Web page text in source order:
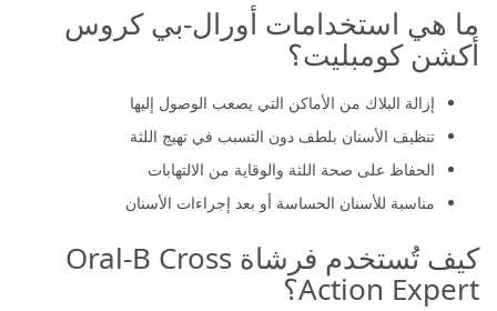
ما هي استخدامات أورال-بي كروس
أكشن كومبليت؟
إزالة البلاك من الأماكن التي يصعب الوصول إليها
تنظيف الأسنان بلطف دون التسبب في تهيج اللثة
الحفاظ على صحة اللثة والوقاية من الالتهابات
مناسبة للأسنان الحساسة أو بعد إجراءات الأسنان
كيف تُستخدم فرشاة Oral-B Cross
Action Expert؟